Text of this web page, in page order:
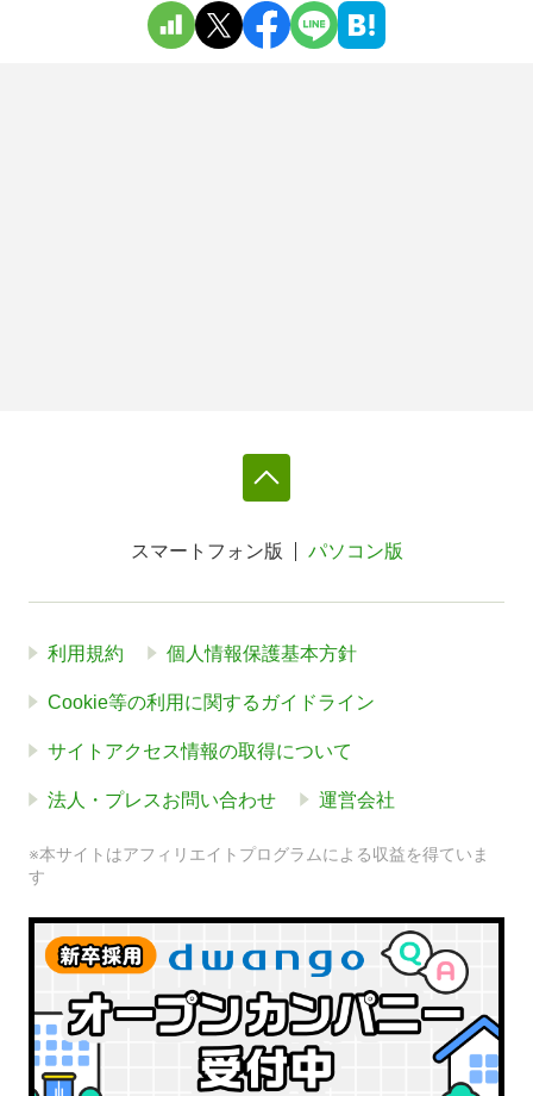
スマートフォン版 パソコン版
利用規約 個人情報保護基本方針
Cookie等の利用に関するガイドライン
サイトアクセス情報の取得について
法人・プレスお問い合わせ 運営会社
※本サイトはアフィリエイトプログラムによる収益を得ていま
す